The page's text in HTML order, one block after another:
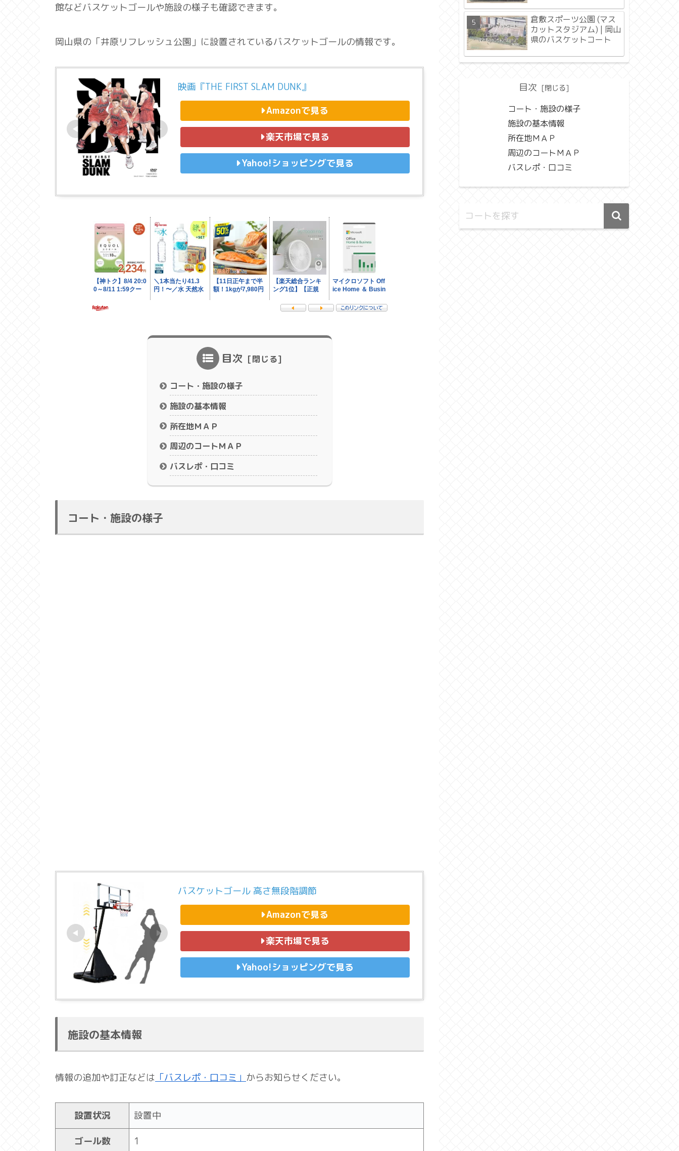
館などバスケットゴールや施設の様子も確認できます。
岡山県の「井原リフレッシュ公園」に設置されているバスケットゴールの情報です。
映画『THE FIRST SLAM DUNK』
Amazonで見る
楽天市場で見る
Yahoo!ショッピングで見る
目次
コート・施設の様子
施設の基本情報
所在地ＭＡＰ
周辺のコートＭＡＰ
バスレポ・口コミ
コート・施設の様子
バスケットゴール 高さ無段階調節
Amazonで見る
楽天市場で見る
Yahoo!ショッピングで見る
施設の基本情報
情報の追加や訂正などは 「バスレポ・口コミ」 からお知らせください。
設置状況 設置中
ゴール数 1
倉敷スポーツ公園 (マス
カットスタジアム) | 岡山
県のバスケットコート
目次
コート・施設の様子
施設の基本情報
所在地ＭＡＰ
周辺のコートＭＡＰ
バスレポ・口コミ